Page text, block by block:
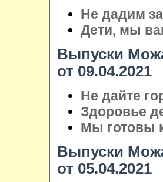
Не дадим
Дети, мы
Выпуски
от 09.04.2021
Не дайте
Здоровье
Мы готовы
Выпуски
от 05.04.2021